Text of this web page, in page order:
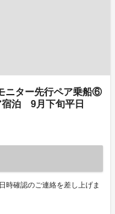
ニター先行ペア乗船⑥
宿泊 9月下旬平日
時確認のご連絡を差し上げま